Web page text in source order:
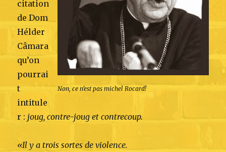
Non, ce n’est pas michel Rocard!
citation
de Dom
Hélder
Câmara
qu’on
pourrai
t
intitule
r : joug, contre-joug et contrecoup.
«Il y a trois sortes de violence.